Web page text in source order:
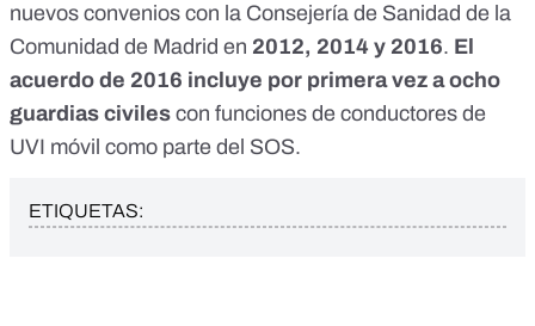
nuevos convenios con la Consejería de Sanidad de la
Comunidad de Madrid en 2012, 2014 y 2016. El
acuerdo de 2016 incluye por primera vez a ocho
guardias civiles con funciones de conductores de
UVI móvil como parte del SOS.
ETIQUETAS: